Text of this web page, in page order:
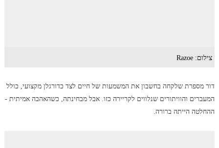
צילום: Razoe
דור מספרת שלקחה בחשבון את המשמעות של חיים לצד כדורגלן מקצועי, כולל
המעברים והוויתורים שנלווים לקריירה כזו. אבל מבחינתה, כשהאהבה אמיתית -
ההחלטה הייתה ברורה.